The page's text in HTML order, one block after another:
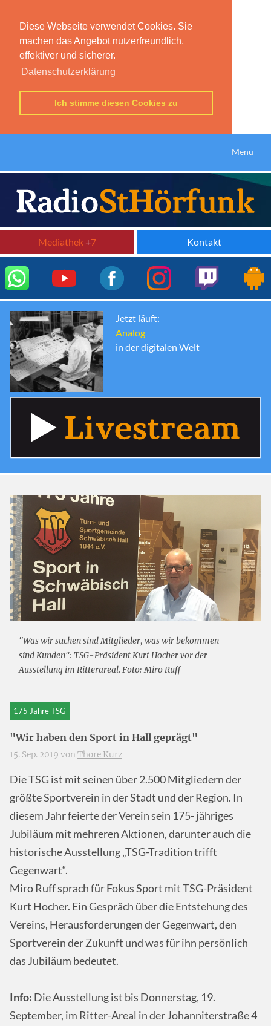
Diese Webseite verwendet Cookies. Sie
machen das Angebot nutzerfreundlich,
effektiver und sicherer.
Datenschutzerklärung
Ich stimme diesen Cookies zu
Menu
Mediathek+7 Kontakt
Jetzt läuft:
Analog
in der digitalen Welt
"Was wir suchen sind Mitglieder, was wir bekommen
sind Kunden": TSG-Präsident Kurt Hocher vor der
Ausstellung im Ritterareal. Foto: Miro Ruff
175 Jahre TSG
"Wir haben den Sport in Hall geprägt"
15. Sep. 2019 von Thore Kurz
Die TSG ist mit seinen über 2.500 Mitgliedern der
größte Sportverein in der Stadt und der Region. In
diesem Jahr feierte der Verein sein 175- jähriges
Jubiläum mit mehreren Aktionen, darunter auch die
historische Ausstellung „TSG-Tradition trifft
Gegenwart“.
Miro Ruff sprach für Fokus Sport mit TSG-Präsident
Kurt Hocher. Ein Gespräch über die Entstehung des
Vereins, Herausforderungen der Gegenwart, den
Sportverein der Zukunft und was für ihn persönlich
das Jubiläum bedeutet.
Info: Die Ausstellung ist bis Donnerstag, 19.
September, im Ritter-Areal in der Johanniterstraße 4